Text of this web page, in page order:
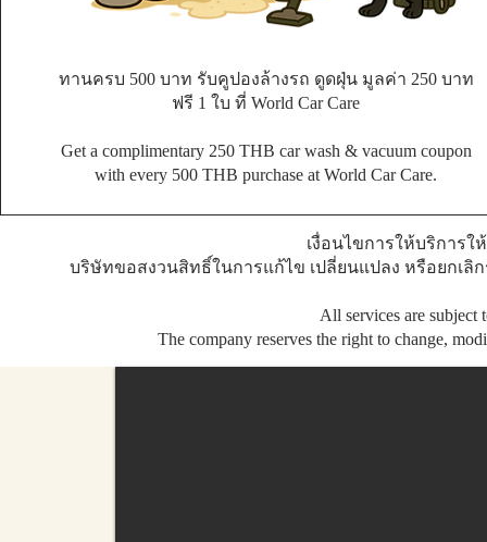
ทานครบ 500 บาท รับคูปองล้างรถ ดูดฝุ่น มูลค่า 250 บาท
ฟรี 1 ใบ ที่ World Car Care
Get a complimentary 250 THB car wash & vacuum coupon
with every 500 THB purchase at World Car Care.
เงื่อนไขการให้บริการ
บริษัทขอสงวนสิทธิ์ในการแก้ไข เปลี่ยนแปลง หรือยกเลิ
All services are subject
The company reserves the right to change,